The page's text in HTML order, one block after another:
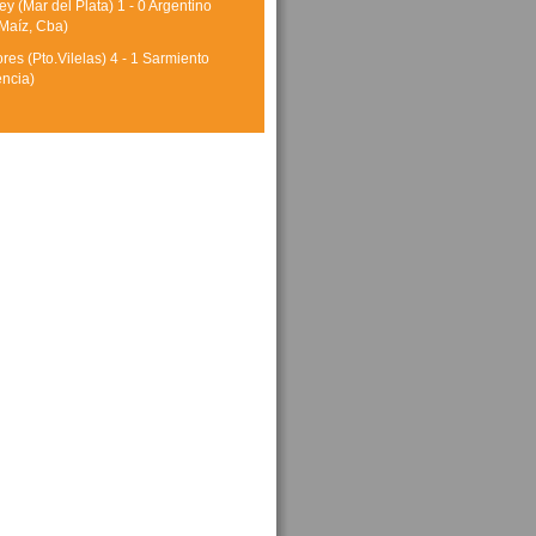
(Mar del Plata) 1 - 0 Argentino
Cba)
(Pto.Vilelas) 4 - 1 Sarmiento